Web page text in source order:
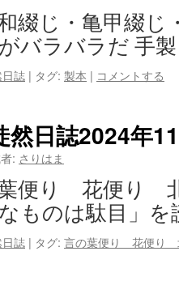
綴じ・亀甲綴
バラバラだ 手
誌 | タグ: 製本 | コメントする
然日誌2024年
: さりはま
葉便り 花便り
ものは駄目」
誌 | タグ: 言の葉便り 花便り